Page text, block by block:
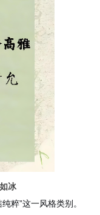
冰
粹”这一风格类别。